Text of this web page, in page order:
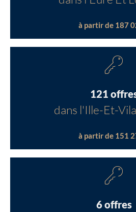
à partir de 187
121
dans l'Ille-Et-
à partir de 151
6 offres